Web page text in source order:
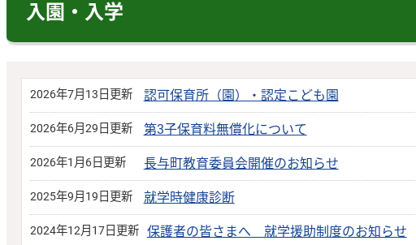
入園・入学
2026年7月13日更新 認可保育所（園）・認定こども園
2026年6月29日更新 第3子保育料無償化について
2026年1月6日更新 長与町教育委員会開催のお知らせ
2025年9月19日更新 就学時健康診断
2024年12月17日更新 保護者の皆さまへ 就学援助制度のお知らせ